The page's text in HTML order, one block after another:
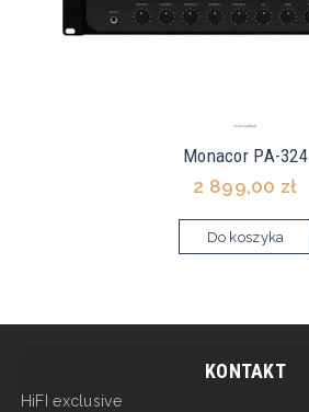
Monacor PA-324
2 899,00 zł
Do koszyka
KONTAKT
HiFI exclusive